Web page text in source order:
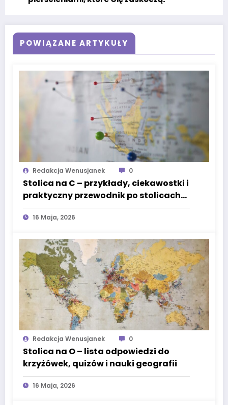
POWIĄZANE ARTYKUŁY
Redakcja Wenusjanek 0
Stolica na C – przykłady, ciekawostki i
praktyczny przewodnik po stolicach
świata
16 Maja, 2026
Redakcja Wenusjanek 0
Stolica na O – lista odpowiedzi do
krzyżówek, quizów i nauki geografii
16 Maja, 2026